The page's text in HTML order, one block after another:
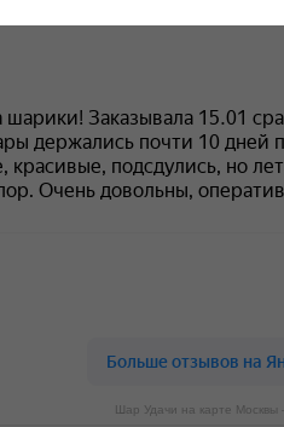
Шар Удачи на карте Москвы